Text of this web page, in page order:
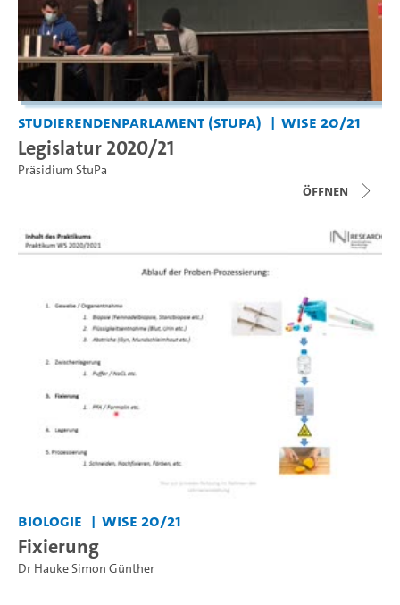
Studierendenparlament (StuPa) WiSe 20/21
Legislatur 2020/21
Präsidium StuPa
Öffnen
Biologie WiSe 20/21
Fixierung
Dr Hauke Simon Günther